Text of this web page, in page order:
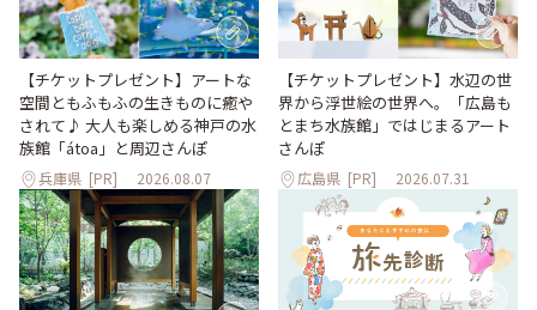
【チケットプレゼント】アートな
空間ともふもふの生きものに癒や
されて♪ 大人も楽しめる神戸の水
族館「átoa」と周辺さんぽ
兵庫県 [PR] 2026.08.07
【チケットプレゼント】水辺の世
界から浮世絵の世界へ。「広島も
とまち水族館」ではじまるアート
さんぽ
広島県 [PR] 2026.07.31